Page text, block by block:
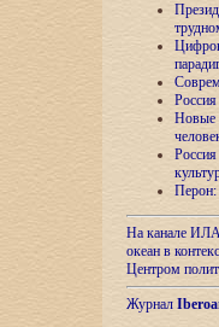
Новые
Перон:
На канале
океан в
Центром
Журнал